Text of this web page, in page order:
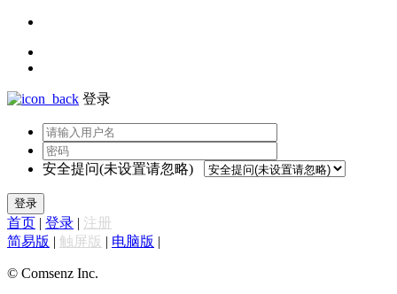
登录
安全提问(未设置请忽略)
登录
首页 | 登录 | 注册
简易版 | 触屏版 | 电脑版 |
© Comsenz Inc.